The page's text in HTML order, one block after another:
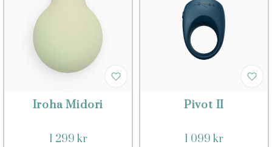
Iroha Midori
1 299 kr
Pivot II
1 099 kr